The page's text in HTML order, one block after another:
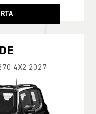
4X2 2027